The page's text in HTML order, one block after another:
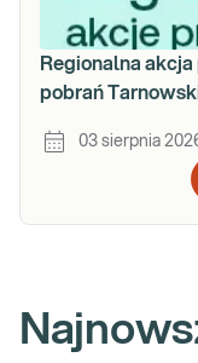
Regionalna
pobrań
03 sierpnia